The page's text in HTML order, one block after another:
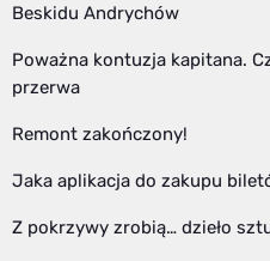
Beskidu Andrychów
Poważna kontuzja kapitana.
przerwa
Remont zakończony!
Jaka aplikacja do zakupu
Z pokrzywy zrobią… dzieło